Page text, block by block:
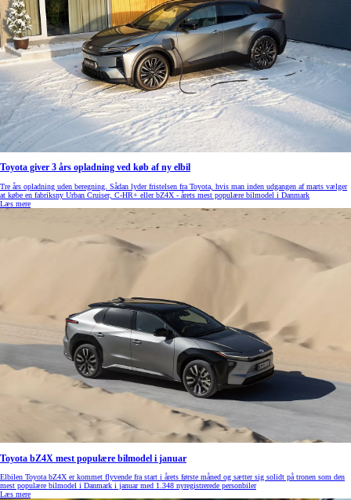
Toyota giver 3 års opladning ved køb af ny elbil
Tre års opladning uden beregning. Sådan lyder fristelsen fra Toyota, hvis man inden udgangen af marts vælger
at købe en fabriksny Urban Cruiser, C-HR+ eller bZ4X - årets mest populære bilmodel i Danmark
Læs mere
Toyota bZ4X mest populære bilmodel i januar
Elbilen Toyota bZ4X er kommet flyvende fra start i årets første måned og sætter sig solidt på tronen som den
mest populære bilmodel i Danmark i januar med 1.348 nyregistrerede personbiler
Læs mere